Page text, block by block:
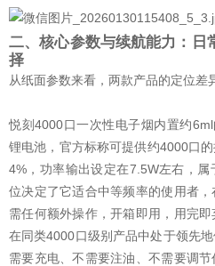
二、核心参数与续航能力：日
择
从纸面参数来看，两款产品的定位差
悦刻4000口一次性电子烟内置约
锂电池，官方标称可提供约4000口
4%，功率输出设定在7.5W左右，
位决定了它适合中等频率的使用者
需任何额外操作，开箱即用，用完
在同类4000口级别产品中处于领先
需要充电、不需要注油、不需要调